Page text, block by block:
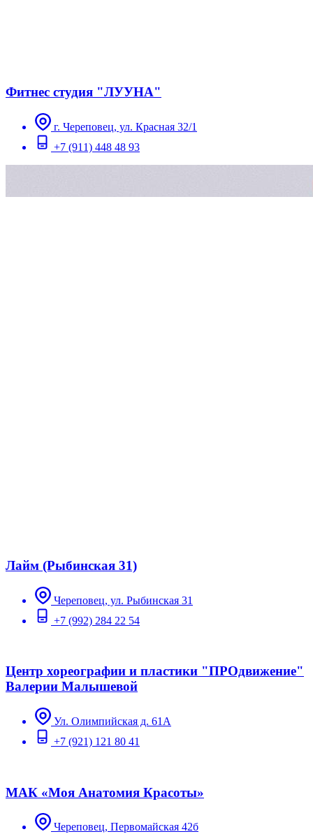
Фитнес студия "ЛУУНА"
г. Череповец, ул. Красная 32/1
+7 (911) 448 48 93
Лайм (Рыбинская 31)
Череповец, ул. Рыбинская 31
+7 (992) 284 22 54
Центр хореографии и пластики "ПРОдвижение"
Валерии Малышевой
Ул. Олимпийская д. 61А
+7 (921) 121 80 41
МАК «Моя Анатомия Красоты»
Череповец, Первомайская 42б